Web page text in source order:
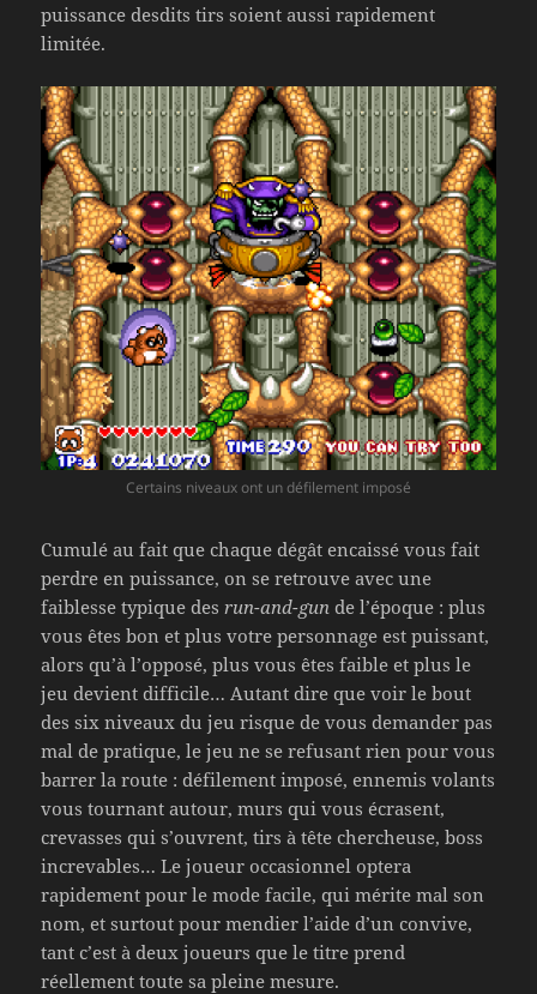
puissance desdits tirs soient aussi rapidement
limitée.
Certains niveaux ont un défilement imposé
Cumulé au fait que chaque dégât encaissé vous fait
perdre en puissance, on se retrouve avec une
faiblesse typique desrun-and-gun de l’époque : plus
vous êtes bon et plus votre personnage est puissant,
alors qu’à l’opposé, plus vous êtes faible et plus le
jeu devient difficile… Autant dire que voir le bout
des six niveaux du jeu risque de vous demander pas
mal de pratique, le jeu ne se refusant rien pour vous
barrer la route : défilement imposé, ennemis volants
vous tournant autour, murs qui vous écrasent,
crevasses qui s’ouvrent, tirs à tête chercheuse, boss
increvables… Le joueur occasionnel optera
rapidement pour le mode facile, qui mérite mal son
nom, et surtout pour mendier l’aide d’un convive,
tant c’est à deux joueurs que le titre prend
réellement toute sa pleine mesure.